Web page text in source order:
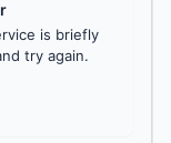
is briefly
try again.